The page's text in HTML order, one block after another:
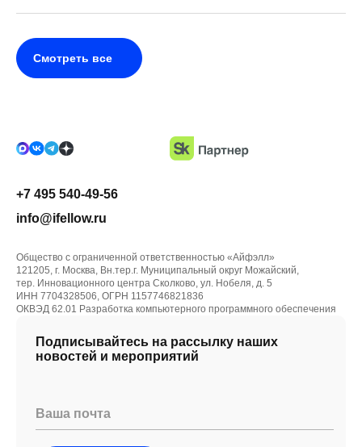
Смотреть все
Подписывайтесь на рассылку наших
новостей и мероприятий
Ваша почта
+7 495 540-49-56
info@ifellow.ru
Общество с ограниченной ответственностью «Айфэлл»
121205, г. Москва, Вн.тер.г. Муниципальный округ Можайский,
тер. Инновационного центра Сколково, ул. Нобеля, д. 5
ИНН 7704328506, ОГРН 1157746821836
ОКВЭД 62.01 Разработка компьютерного программного обеспечения